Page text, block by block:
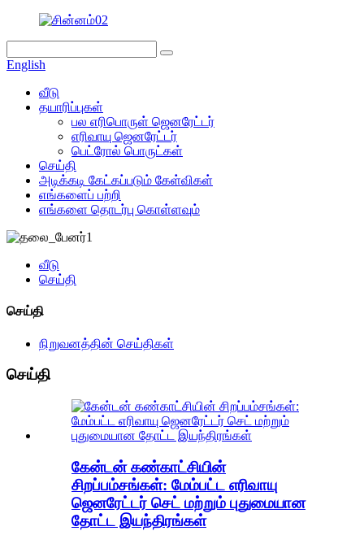
English
வீடு
தயாரிப்புகள்
பல எரிபொருள் ஜெனரேட்டர்
எரிவாயு ஜெனரேட்டர்
பெட்ரோல் பொருட்கள்
செய்தி
அடிக்கடி கேட்கப்படும் கேள்விகள்
எங்களைப் பற்றி
எங்களை தொடர்பு கொள்ளவும்
வீடு
செய்தி
செய்தி
நிறுவனத்தின் செய்திகள்
செய்தி
கேன்டன் கண்காட்சியின்
சிறப்பம்சங்கள்: மேம்பட்ட எரிவாயு
ஜெனரேட்டர் செட் மற்றும் புதுமையான
தோட்ட இயந்திரங்கள்